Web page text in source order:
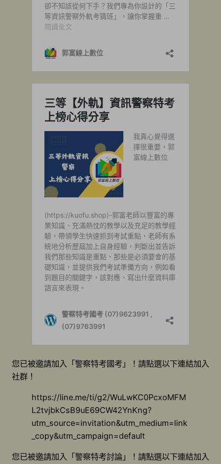
您已被邀請加入「警察特考國考」！請點選以下連結加入
社群！
https://line.me/ti/g2/WuLwKC0PcxoMFM
L2tvjbkCsB9uE69CW42YnKng?
utm_source=invitation&utm_medium=link
_copy&utm_campaign=default
您已被邀請加入「警察特考討論」！請點選以下連結加入